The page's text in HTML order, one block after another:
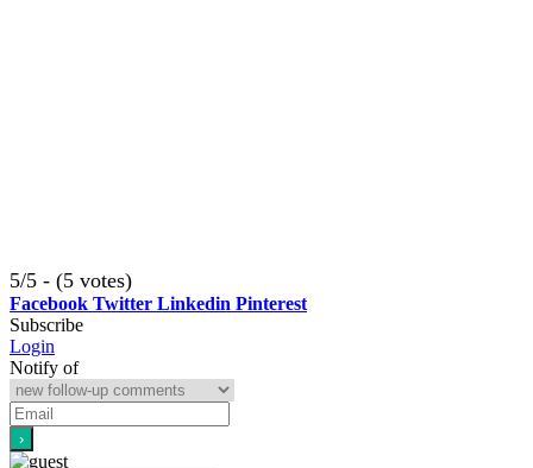
5/5 - (5 votes)
Facebook Twitter Linkedin Pinterest
Subscribe
Login
Notify of